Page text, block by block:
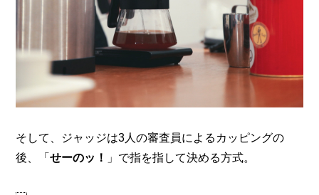
そして、ジャッジは3人の審査員によるカッピングの
後、「 せーのッ！ 」で指を指して決める方式。